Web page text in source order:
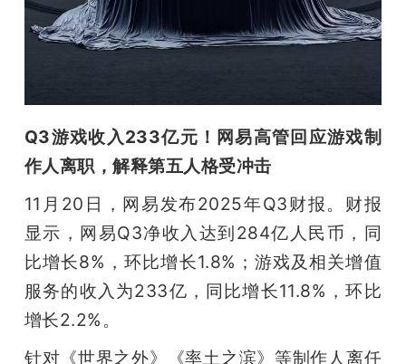
Q3游戏收入233亿元！网易高管回应游戏制
作人离职，解释第五人格受冲击
11月20日，网易发布2025年Q3财报。财报
显示，网易Q3净收入达到284亿人民币，同
比增长8%，环比增长1.8%；游戏及相关增值
服务的收入为233亿，同比增长11.8%，环比
增长2.2%。
针对《世界之外》《率土之滨》等制作人离任